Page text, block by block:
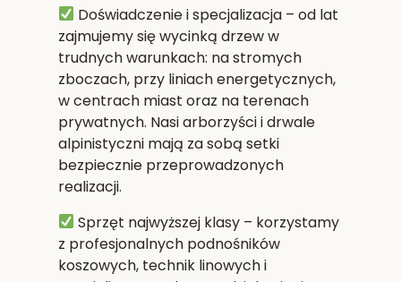
Doświadczenie i specjalizacja– od lat
zajmujemy się wycinką drzew w
trudnych warunkach: na stromych
zboczach, przy liniach energetycznych,
w centrach miast oraz na terenach
prywatnych. Nasi arborzyści i drwale
alpinistyczni mają za sobą setki
bezpiecznie przeprowadzonych
realizacji.
Sprzęt najwyższej klasy– korzystamy
z profesjonalnych podnośników
koszowych, technik linowych i